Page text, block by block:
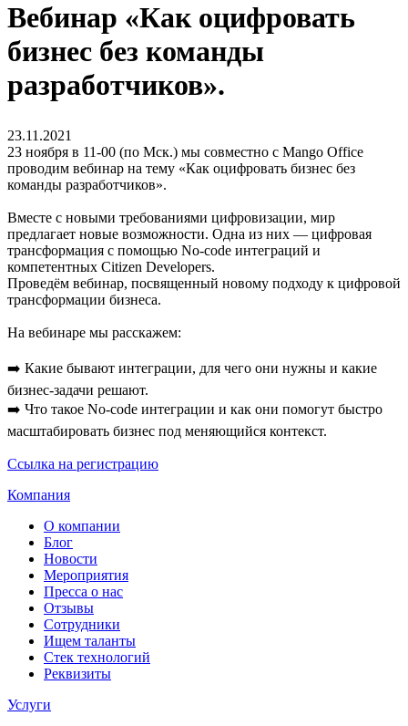
Вебинар «Как оцифровать
бизнес без команды
разработчиков».
23.11.2021
23 ноября в 11-00 (по Мск.) мы совместно с Mango Office
проводим вебинар на тему «Как оцифровать бизнес без
команды разработчиков».
Вместе с новыми требованиями цифровизации, мир
предлагает новые возможности. Одна из них — цифровая
трансформация с помощью No-code интеграций и
компетентных Citizen Developers.
Проведём вебинар, посвященный новому подходу к цифровой
трансформации бизнеса.
На вебинаре мы расскажем:
➡️ Какие бывают интеграции, для чего они нужны и какие
бизнес-задачи решают.
➡️ Что такое No-code интеграции и как они помогут быстро
масштабировать бизнес под меняющийся контекст.
Ссылка на регистрацию
Компания
О компании
Блог
Новости
Мероприятия
Пресса о нас
Отзывы
Сотрудники
Ищем таланты
Стек технологий
Реквизиты
Услуги